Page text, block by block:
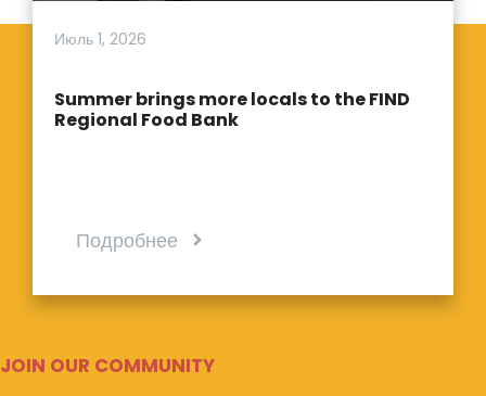
Июль 1, 2026
Summer brings more locals to the FIND
Regional Food Bank
Подробнее
JOIN OUR COMMUNITY